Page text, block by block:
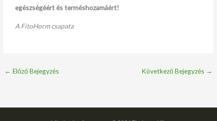
egészségéért és terméshozamáért!
A FitoHorm csapata
← Előző Bejegyzés Következő Bejegyzés →